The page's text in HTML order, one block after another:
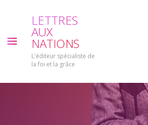
LETTRES
AUX
NATIONS
L'éditeur spécialiste de
la foi et la grâce